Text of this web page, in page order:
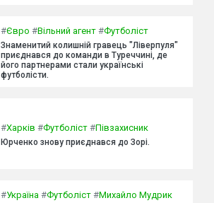
#Євро #Вільний агент #Футболіст
Знаменитий колишній гравець "Ліверпуля"
приєднався до команди в Туреччині, де
його партнерами стали українські
футболісти.
#Харків #Футболіст #Півзахисник
Юрченко знову приєднався до Зорі.
#Україна #Футболіст #Михайло Мудрик